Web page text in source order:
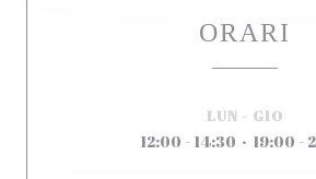
ORARI
LUN - GIO
12:00 - 14:30 • 19:00 -